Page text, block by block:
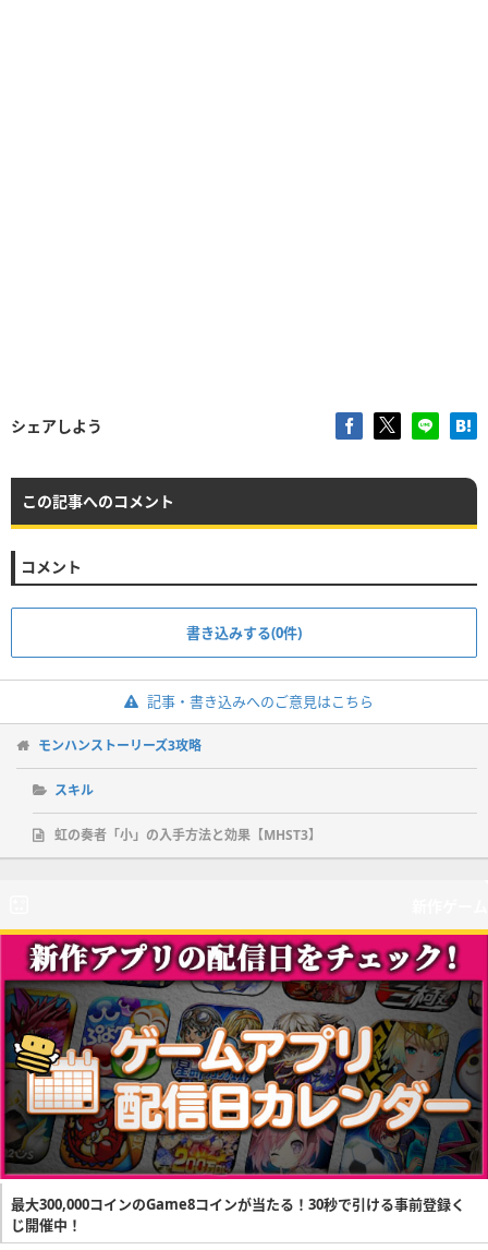
シェアしよう
この記事へのコメント
コメント
書き込みする(0件)
記事・書き込みへのご意見はこちら
モンハンストーリーズ3攻略
スキル
虹の奏者「小」の入手方法と効果【MHST3】
最大300,000コインのGame8コインが当たる！30秒で引ける事前登録く
じ開催中！